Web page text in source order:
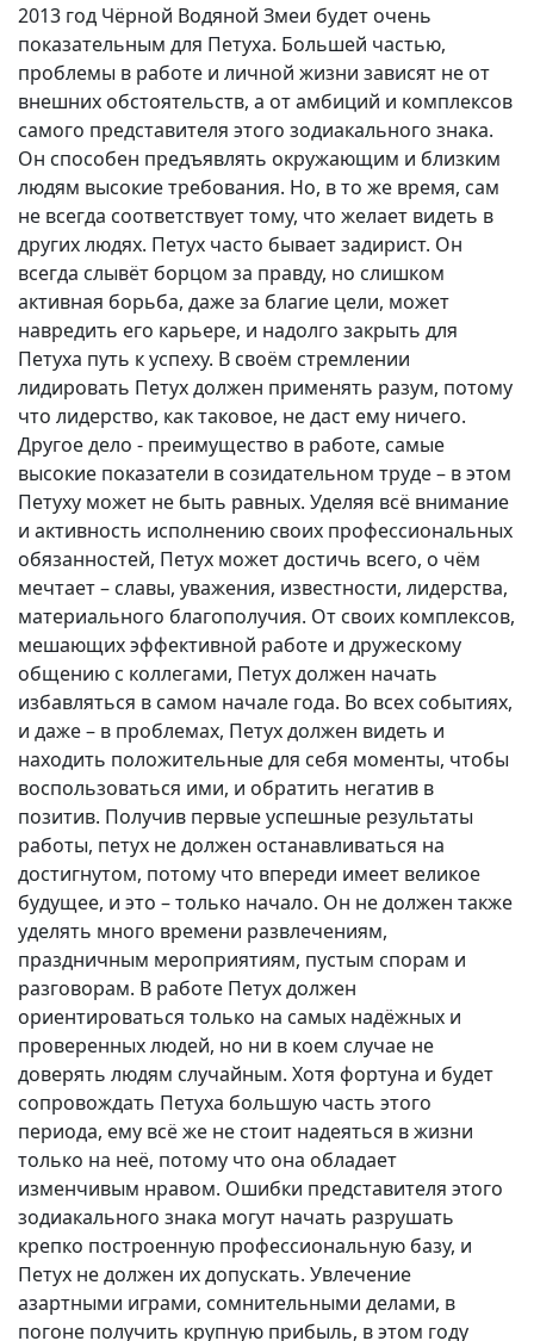
2013 год Чёрной Водяной Змеи будет очень
показательным для Петуха. Большей частью,
проблемы в работе и личной жизни зависят не от
внешних обстоятельств, а от амбиций и комплексов
самого представителя этого зодиакального знака.
Он способен предъявлять окружающим и близким
людям высокие требования. Но, в то же время, сам
не всегда соответствует тому, что желает видеть в
других людях. Петух часто бывает задирист. Он
всегда слывёт борцом за правду, но слишком
активная борьба, даже за благие цели, может
навредить его карьере, и надолго закрыть для
Петуха путь к успеху. В своём стремлении
лидировать Петух должен применять разум, потому
что лидерство, как таковое, не даст ему ничего.
Другое дело - преимущество в работе, самые
высокие показатели в созидательном труде – в этом
Петуху может не быть равных. Уделяя всё внимание
и активность исполнению своих профессиональных
обязанностей, Петух может достичь всего, о чём
мечтает – славы, уважения, известности, лидерства,
материального благополучия. От своих комплексов,
мешающих эффективной работе и дружескому
общению с коллегами, Петух должен начать
избавляться в самом начале года. Во всех событиях,
и даже – в проблемах, Петух должен видеть и
находить положительные для себя моменты, чтобы
воспользоваться ими, и обратить негатив в
позитив. Получив первые успешные результаты
работы, петух не должен останавливаться на
достигнутом, потому что впереди имеет великое
будущее, и это – только начало. Он не должен также
уделять много времени развлечениям,
праздничным мероприятиям, пустым спорам и
разговорам. В работе Петух должен
ориентироваться только на самых надёжных и
проверенных людей, но ни в коем случае не
доверять людям случайным. Хотя фортуна и будет
сопровождать Петуха большую часть этого
периода, ему всё же не стоит надеяться в жизни
только на неё, потому что она обладает
изменчивым нравом. Ошибки представителя этого
зодиакального знака могут начать разрушать
крепко построенную профессиональную базу, и
Петух не должен их допускать. Увлечение
азартными играми, сомнительными делами, в
погоне получить крупную прибыль, в этом году